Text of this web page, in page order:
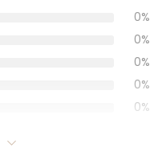
0%
0%
0%
0%
0%